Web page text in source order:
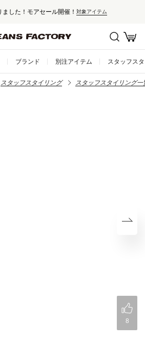
ました！モアセール開催！ 対象アイテム
ブランド 別注アイテム スタッフス
スタッフスタイリング スタッフスタイリング一
8